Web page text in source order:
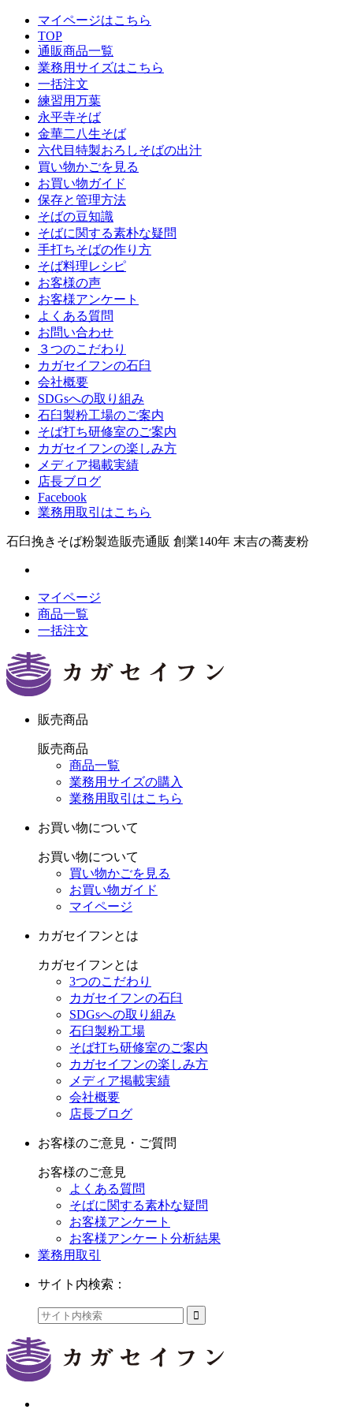
マイページはこちら
TOP
通販商品一覧
業務用サイズはこちら
一括注文
練習用万葉
永平寺そば
金華二八生そば
六代目特製おろしそばの出汁
買い物かごを見る
お買い物ガイド
保存と管理方法
そばの豆知識
そばに関する素朴な疑問
手打ちそばの作り方
そば料理レシピ
お客様の声
お客様アンケート
よくある質問
お問い合わせ
３つのこだわり
カガセイフンの石臼
会社概要
SDGsへの取り組み
石臼製粉工場のご案内
そば打ち研修室のご案内
カガセイフンの楽しみ方
メディア掲載実績
店長ブログ
Facebook
業務用取引はこちら
石臼挽きそば粉製造販売通販 創業140年 末吉の蕎麦粉
マイページ
商品一覧
一括注文
販売商品
販売商品
商品一覧
業務用サイズの購入
業務用取引はこちら
お買い物について
お買い物について
買い物かごを見る
お買い物ガイド
マイページ
カガセイフンとは
カガセイフンとは
3つのこだわり
カガセイフンの石臼
SDGsへの取り組み
石臼製粉工場
そば打ち研修室のご案内
カガセイフンの楽しみ方
メディア掲載実績
会社概要
店長ブログ
お客様のご意見・ご質問
お客様のご意見
よくある質問
そばに関する素朴な疑問
お客様アンケート
お客様アンケート分析結果
業務用取引
サイト内検索：